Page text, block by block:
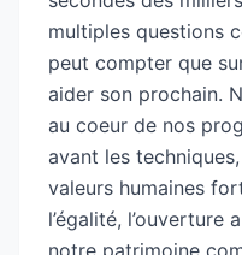
multiples questions
peut compter que
aider son prochain.
au coeur de nos
avant les
valeurs humaines
l’égalité,
notre patrimoine